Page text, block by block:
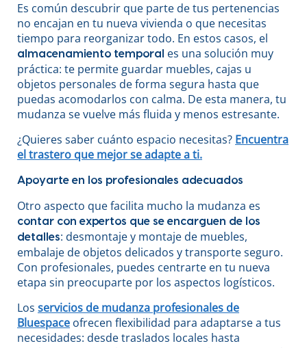
Es común descubrir que parte de tus pertenencias
no encajan en tu nueva vivienda o que necesitas
tiempo para reorganizar todo. En estos casos, el
almacenamiento temporal
es una solución muy
práctica: te permite guardar muebles, cajas u
objetos personales de forma segura hasta que
puedas acomodarlos con calma. De esta manera, tu
mudanza se vuelve más fluida y menos estresante.
¿Quieres saber cuánto espacio necesitas? Encuentra
el trastero que mejor se adapte a ti.
Apoyarte en los profesionales adecuados
Otro aspecto que facilita mucho la mudanza es
contar con expertos que se encarguen de los
detalles: desmontaje y montaje de muebles,
embalaje de objetos delicados y transporte seguro.
Con profesionales, puedes centrarte en tu nueva
etapa sin preocuparte por los aspectos logísticos.
Los servicios de mudanza profesionales de
Bluespace ofrecen flexibilidad para adaptarse a tus
necesidades: desde traslados locales hasta